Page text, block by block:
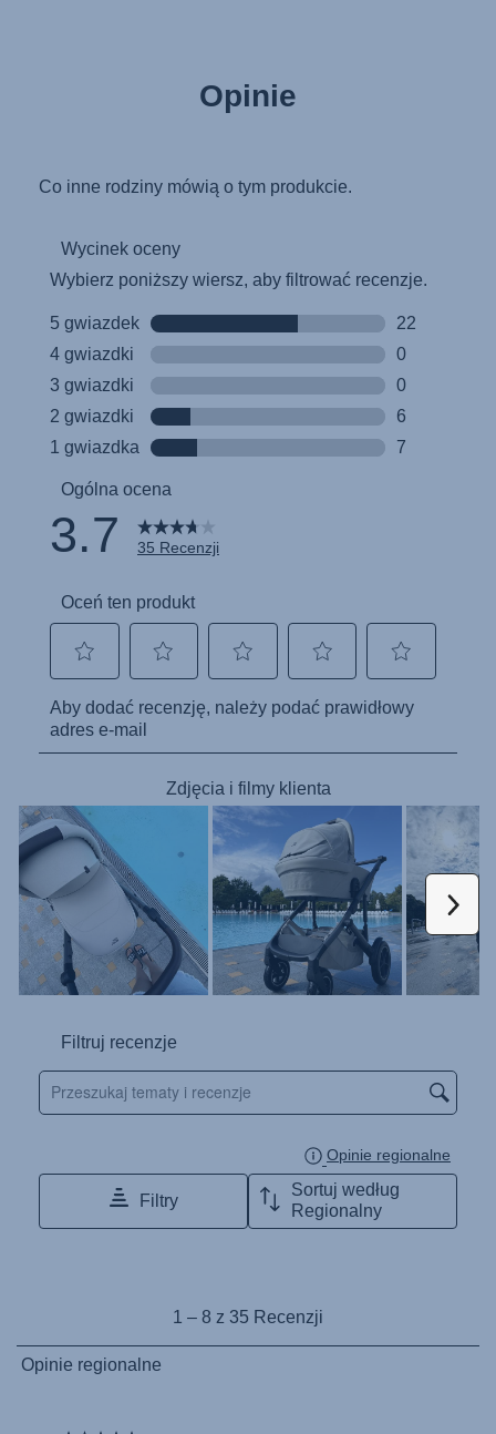
Használati útmutató (Magyar nyelv)
Monteringsanvisning (Norsk)
Instrucţiuni de utilizare (Limba română)
Uputstvo za korišcenje (Srpski)
Navodila za uporabo (Slovenščina)
Bruksanvisning (Svenska)
Kullanım talimatı (Türkçe)
Opinie